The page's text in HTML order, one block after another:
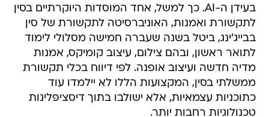
בעידן ה-AI. כך למשל, אחד המוסדות היוקרתיים בסין
לתקשורת ואמנות, האוניברסיטה לתקשורת של סין
בבייג'ינג, ביטל בשנה שעברה חמישה מסלולי לימוד
לתואר ראשון, ובהם צילום, עיצוב קומיקס, אמנות
מדיה חדשה ועיצוב אופנה. לפי דיווח בכלי תקשורת
ממשלתי בסין, המקצועות הללו לא יילמדו עוד
כתוכניות עצמאיות, אלא ישולבו בתוך דיסציפלינות
טכנולוגיות רחבות יותר.